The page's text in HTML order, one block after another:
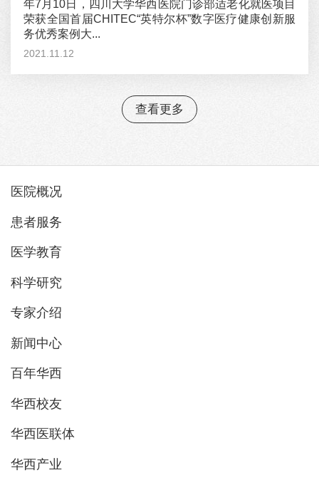
年7月10日，四川大学华西医院门诊部适老化就医项目
荣获全国首届CHITEC“英特尔杯”数字医疗健康创新服
务优秀案例大...
2021.11.12
查看更多
医院概况
患者服务
医学教育
科学研究
专家介绍
新闻中心
百年华西
华西校友
华西医联体
华西产业